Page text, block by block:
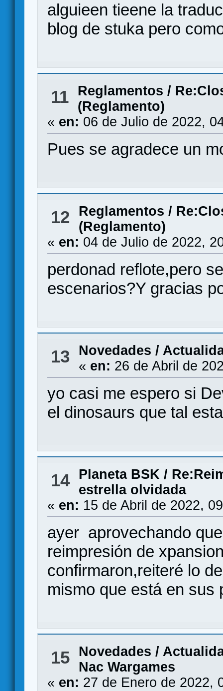
alguieen tieene la
blog de stuka pero
11 Reglamentos /
(Reglamento)
« en: 06 de Julio de 2022,
Pues se agradece un
12 Reglamentos /
(Reglamento)
« en: 04 de Julio de 2022,
perdonad reflote,pero
escenarios?Y gracias
13
Novedades /
« en: 26 de Abril de
yo casi me espero si
el dinosaurs que tal
14 Planeta BSK /
estrella olvidada
« en: 15 de Abril de 2022,
ayer aprovechando
reimpresión de
confirmaron,reiteré lo
mismo que está en sus
15
Novedades /
Nac Wargames
« en: 27 de Enero de 2022,